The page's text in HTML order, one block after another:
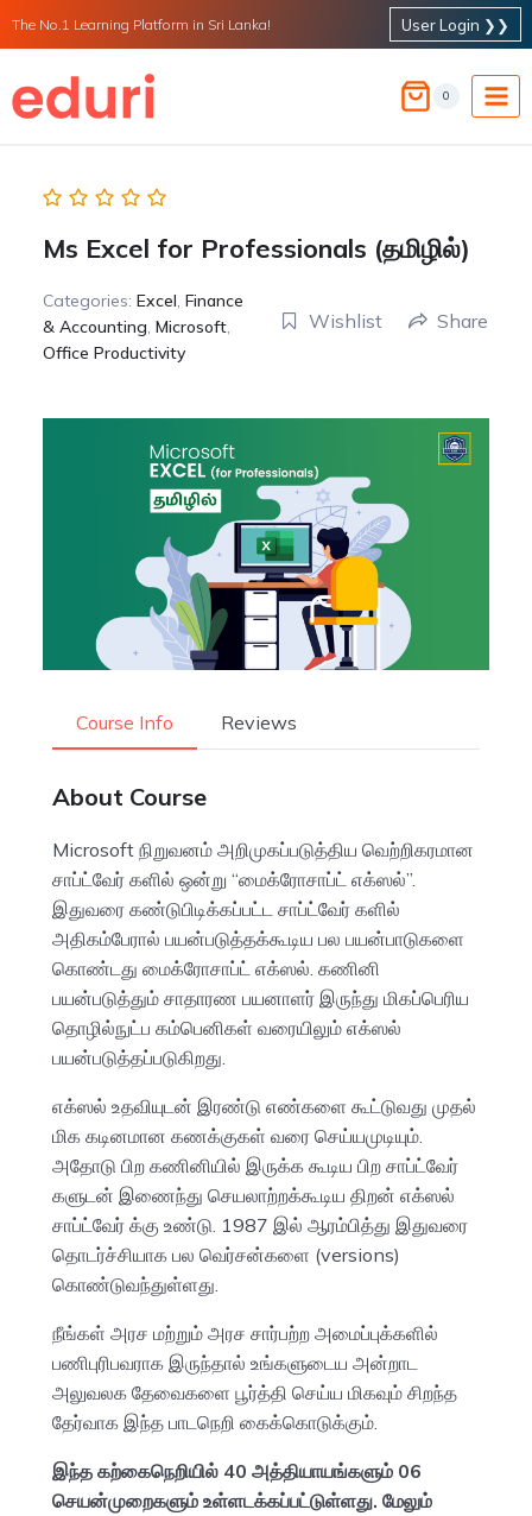
Skip
to
content
The No.1 Learning Platform in Sri Lanka! User Login ❯❯
0
Ms Excel for Professionals (தமிழில்)
Categories: Excel, Finance
& Accounting, Microsoft,
Office Productivity
Wishlist Share
Course Info Reviews
About Course
Microsoft நிறுவனம் அறிமுகப்படுத்திய வெற்றிகரமான
சாப்ட்வேர் களில் ஒன்று “மைக்ரோசாப்ட் எக்ஸல்”.
இதுவரை கண்டுபிடிக்கப்பட்ட சாப்ட்வேர் களில்
அதிகம்பேரால் பயன்படுத்தக்கூடிய பல பயன்பாடுகளை
கொண்டது மைக்ரோசாப்ட் எக்ஸல். கணினி
பயன்படுத்தும் சாதாரண பயனாளர் இருந்து மிகப்பெரிய
தொழில்நுட்ப கம்பெனிகள் வரையிலும் எக்ஸல்
பயன்படுத்தப்படுகிறது.
எக்ஸல் உதவியுடன் இரண்டு எண்களை கூட்டுவது முதல்
மிக கடினமான கணக்குகள் வரை செய்யமுடியும்.
அதோடு பிற கணினியில் இருக்க கூடிய பிற சாப்ட்வேர்
களுடன் இணைந்து செயலாற்றக்கூடிய திறன் எக்ஸல்
சாப்ட்வேர் க்கு உண்டு. 1987 இல் ஆரம்பித்து இதுவரை
தொடர்ச்சியாக பல வெர்சன்களை (versions)
கொண்டுவந்துள்ளது.
நீங்கள் அரச மற்றும் அரச சார்பற்ற அமைப்புக்களில்
பணிபுரிபவராக இருந்தால் உங்களுடைய அன்றாட
அலுவலக தேவைகளை பூர்த்தி செய்ய மிகவும் சிறந்த
தேர்வாக இந்த பாடநெறி கைக்கொடுக்கும்.
இந்த கற்கைநெறியில் 40 அத்தியாயங்களும் 06
செயன்முறைகளும் உள்ளடக்கப்பட்டுள்ளது. மேலும்